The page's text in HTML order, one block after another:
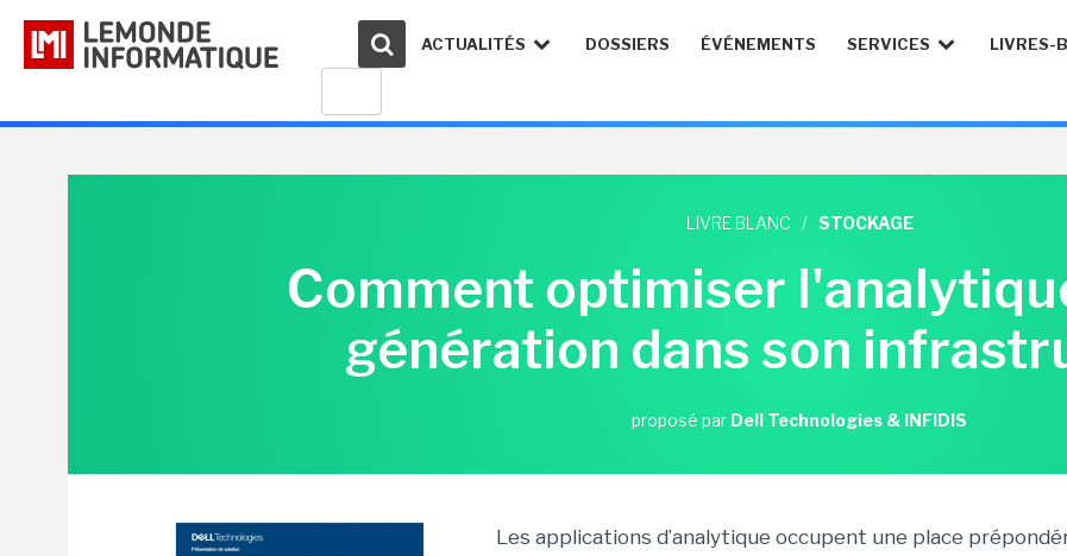
ACTUALITÉS DOSSIERS ÉVÉNEMENTS SERVICES LIVRES-
LIVRE BLANC / STOCKAGE
Comment optimiser
génération dans son
proposé par Dell Technologies & INFIDIS
Les applications d’analytique occupent une place